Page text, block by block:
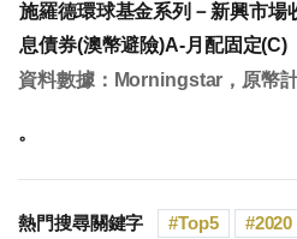
施羅德環球基金系列－新興市場
息債券(澳幣避險)A-月配固定(C)
資料數據：Morningstar，原幣
。
熱門搜尋關鍵字 Top5 2020